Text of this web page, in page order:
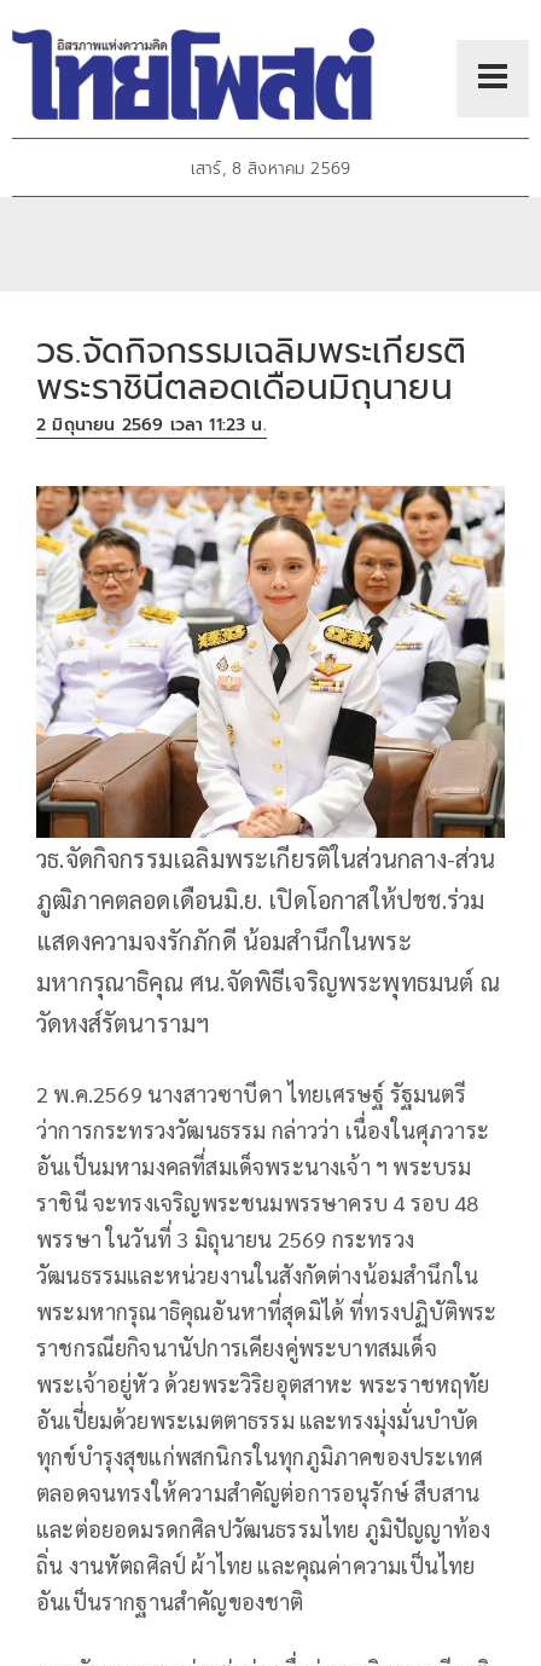
เสาร์, 8 สิงหาคม 2569
วธ.จัดกิจกรรมเฉลิมพระเกียรติ
พระราชินีตลอดเดือนมิถุนายน
2 มิถุนายน 2569 เวลา 11:23 น.
วธ.จัดกิจกรรมเฉลิมพระเกียรติในส่วนกลาง-ส่วน
ภูฒิภาคตลอดเดือนมิ.ย. เปิดโอกาสให้ปชช.ร่วม
แสดงความจงรักภักดี น้อมสำนึกในพระ
มหากรุณาธิคุณ ศน.จัดพิธีเจริญพระพุทธมนต์ ณ
วัดหงส์รัตนารามฯ
2 พ.ค.2569 นางสาวซาบีดา ไทยเศรษฐ์ รัฐมนตรี
ว่าการกระทรวงวัฒนธรรม กล่าวว่า เนื่องในศุภวาระ
อันเป็นมหามงคลที่สมเด็จพระนางเจ้า ฯ พระบรม
ราชินี จะทรงเจริญพระชนมพรรษาครบ 4 รอบ 48
พรรษา ในวันที่ 3 มิถุนายน 2569 กระทรวง
วัฒนธรรมและหน่วยงานในสังกัดต่างน้อมสำนึกใน
พระมหากรุณาธิคุณอันหาที่สุดมิได้ ที่ทรงปฏิบัติพระ
ราชกรณียกิจนานัปการเคียงคู่พระบาทสมเด็จ
พระเจ้าอยู่หัว ด้วยพระวิริยอุตสาหะ พระราชหฤทัย
อันเปี่ยมด้วยพระเมตตาธรรม และทรงมุ่งมั่นบำบัด
ทุกข์บำรุงสุขแก่พสกนิกรในทุกภูมิภาคของประเทศ
ตลอดจนทรงให้ความสำคัญต่อการอนุรักษ์ สืบสาน
และต่อยอดมรดกศิลปวัฒนธรรมไทย ภูมิปัญญาท้อง
ถิ่น งานหัตถศิลป์ ผ้าไทย และคุณค่าความเป็นไทย
อันเป็นรากฐานสำคัญของชาติ